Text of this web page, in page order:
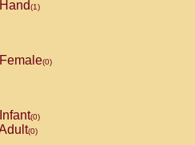
Hand(1)
Female(0)
Infant(0)
(0)